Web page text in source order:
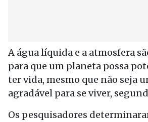
A água líquida e a atmosfera
para que um planeta possa
ter vida, mesmo que não seja
agradável para se viver,
Os pesquisadores